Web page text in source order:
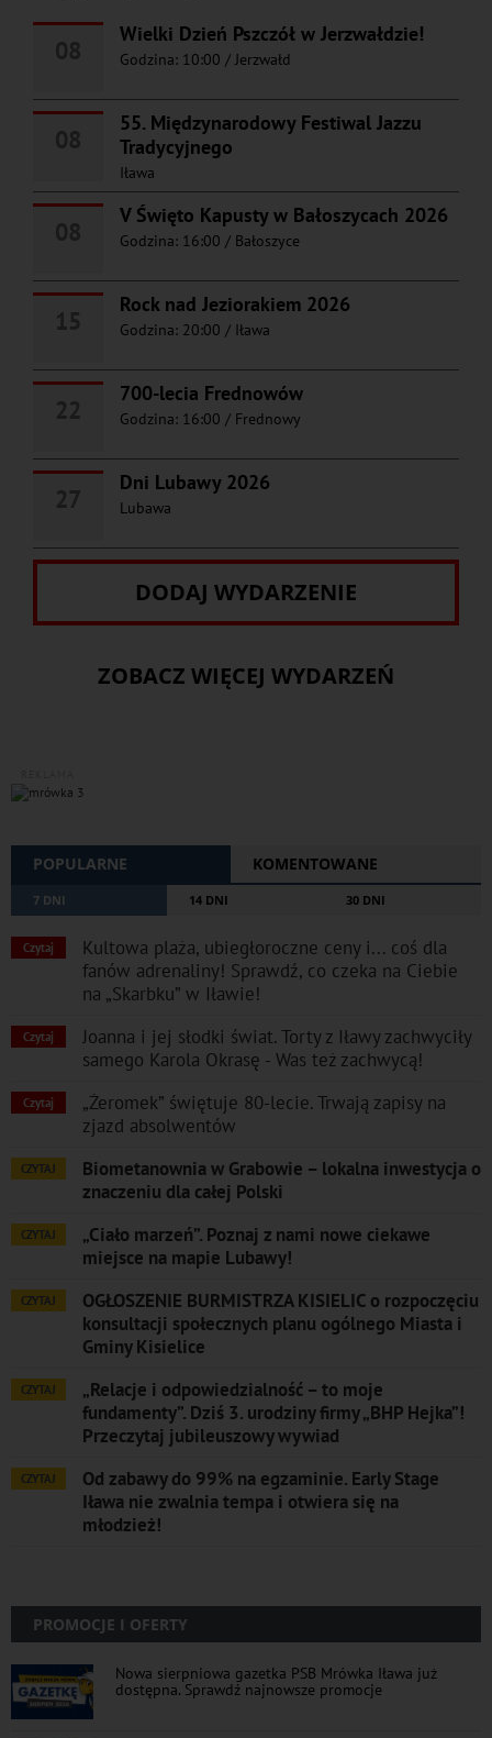
Wielki Dzień Pszczół w Jerzwałdzie!
Godzina: 10:00 / Jerzwałd
55. Międzynarodowy Festiwal Jazzu
Tradycyjnego
Iława
V Święto Kapusty w Bałoszycach 2026
Godzina: 16:00 / Bałoszyce
Rock nad Jeziorakiem 2026
Godzina: 20:00 / Iława
700-lecia Frednowów
Godzina: 16:00 / Frednowy
Dni Lubawy 2026
Lubawa
DODAJ WYDARZENIE
ZOBACZ WIĘCEJ WYDARZEŃ
POPULARNE KOMENTOWANE
7 DNI 14 DNI 30 DNI
Czytaj
Kultowa plaża, ubiegłoroczne ceny i... coś dla
fanów adrenaliny! Sprawdź, co czeka na Ciebie
na „Skarbku” w Iławie!
Czytaj
Joanna i jej słodki świat. Torty z Iławy zachwyciły
samego Karola Okrasę - Was też zachwycą!
Czytaj
„Żeromek” świętuje 80-lecie. Trwają zapisy na
zjazd absolwentów
CZYTAJ
Biometanownia w Grabowie – lokalna inwestycja o
znaczeniu dla całej Polski
CZYTAJ
„Ciało marzeń”. Poznaj z nami nowe ciekawe
miejsce na mapie Lubawy!
CZYTAJ
OGŁOSZENIE BURMISTRZA KISIELIC o rozpoczęciu
konsultacji społecznych planu ogólnego Miasta i
Gminy Kisielice
CZYTAJ
„Relacje i odpowiedzialność – to moje
fundamenty”. Dziś 3. urodziny firmy „BHP Hejka”!
Przeczytaj jubileuszowy wywiad
CZYTAJ
Od zabawy do 99% na egzaminie. Early Stage
Iława nie zwalnia tempa i otwiera się na
młodzież!
PROMOCJE I OFERTY
Nowa sierpniowa gazetka PSB Mrówka Iława już
dostępna. Sprawdź najnowsze promocje